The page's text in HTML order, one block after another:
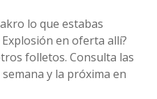
lo que estabas
en oferta allí?
folletos. Consulta las
y la próxima en